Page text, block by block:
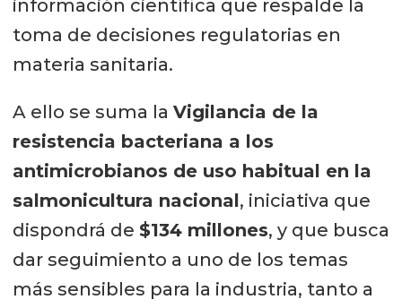
información científica que respalde la
toma de decisiones regulatorias en
materia sanitaria.
A ello se suma la Vigilancia de la
resistencia bacteriana a los
antimicrobianos de uso habitual en la
salmonicultura nacional, iniciativa que
dispondrá de $134 millones, y que busca
dar seguimiento a uno de los temas
más sensibles para la industria, tanto a